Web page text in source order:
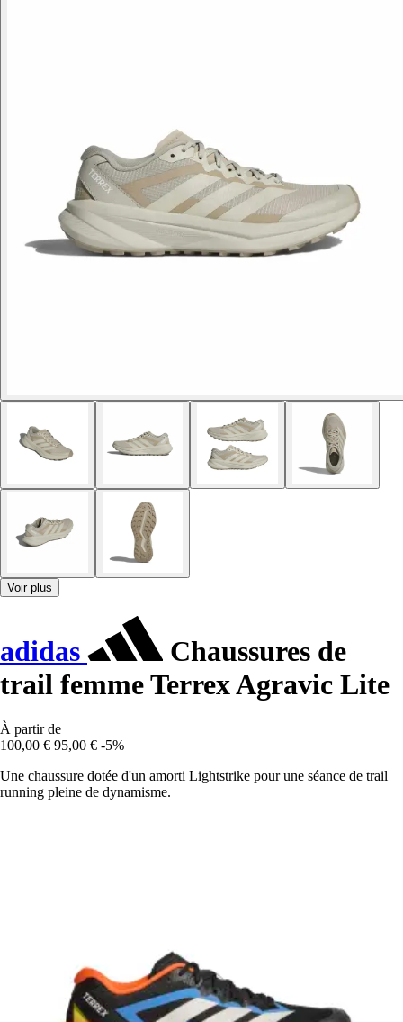
Voir plus
adidas
Chaussures de
trail femme Terrex Agravic Lite
À partir de
100,00 € 95,00 € -5%
Une chaussure dotée d'un amorti Lightstrike pour une séance de trail
running pleine de dynamisme.